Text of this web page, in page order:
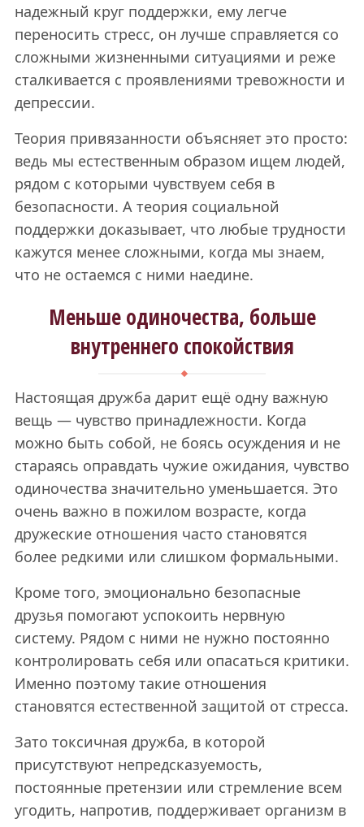
надежный круг поддержки, ему легче
переносить стресс, он лучше справляется со
сложными жизненными ситуациями и реже
сталкивается с проявлениями тревожности и
депрессии.
Теория привязанности объясняет это просто:
ведь мы естественным образом ищем людей,
рядом с которыми чувствуем себя в
безопасности. А теория социальной
поддержки доказывает, что любые трудности
кажутся менее сложными, когда мы знаем,
что не остаемся с ними наедине.
Меньше одиночества, больше
внутреннего спокойствия
Настоящая дружба дарит ещё одну важную
вещь — чувство принадлежности. Когда
можно быть собой, не боясь осуждения и не
стараясь оправдать чужие ожидания, чувство
одиночества значительно уменьшается. Это
очень важно в пожилом возрасте, когда
дружеские отношения часто становятся
более редкими или слишком формальными.
Кроме того, эмоционально безопасные
друзья помогают успокоить нервную
систему. Рядом с ними не нужно постоянно
контролировать себя или опасаться критики.
Именно поэтому такие отношения
становятся естественной защитой от стресса.
Зато токсичная дружба, в которой
присутствуют непредсказуемость,
постоянные претензии или стремление всем
угодить, напротив, поддерживает организм в